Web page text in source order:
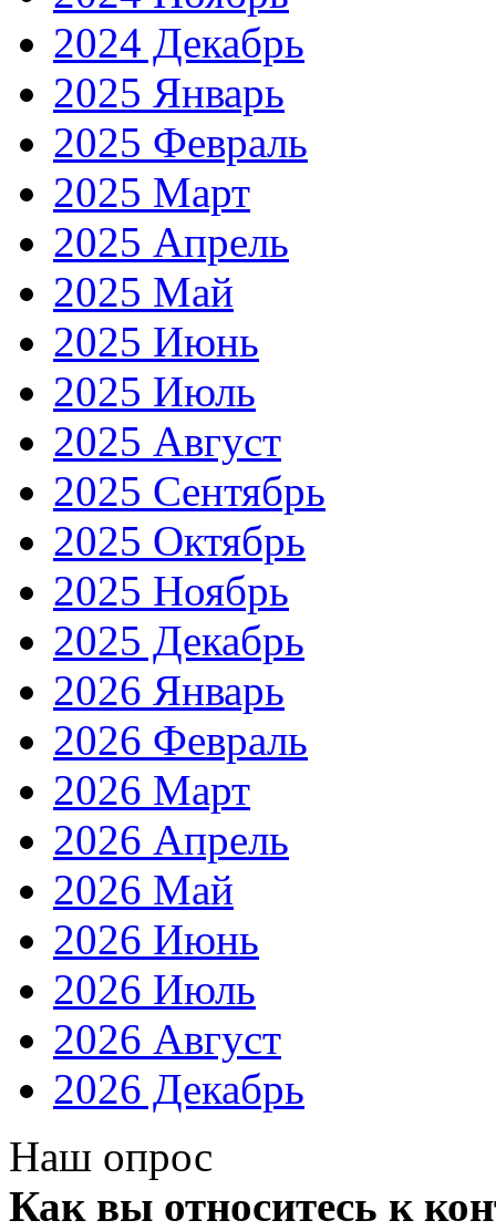
2024 Декабрь
2025 Январь
2025 Февраль
2025 Март
2025 Апрель
2025 Май
2025 Июнь
2025 Июль
2025 Август
2025 Сентябрь
2025 Октябрь
2025 Ноябрь
2025 Декабрь
2026 Январь
2026 Февраль
2026 Март
2026 Апрель
2026 Май
2026 Июнь
2026 Июль
2026 Август
2026 Декабрь
Наш опрос
Как вы относитесь к